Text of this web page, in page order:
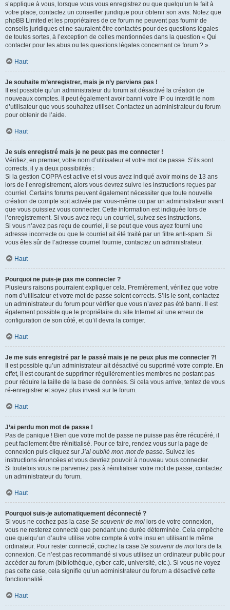
s’applique à vous, lorsque vous vous enregistrez ou que quelqu’un le fait à
votre place, contactez un conseiller juridique pour obtenir son avis. Notez que
phpBB Limited et les propriétaires de ce forum ne peuvent pas fournir de
conseils juridiques et ne sauraient être contactés pour des questions légales
de toutes sortes, à l’exception de celles mentionnées dans la question « Qui
contacter pour les abus ou les questions légales concernant ce forum ? ».
Haut
Je souhaite m’enregistrer, mais je n’y parviens pas !
Il est possible qu’un administrateur du forum ait désactivé la création de
nouveaux comptes. Il peut également avoir banni votre IP ou interdit le nom
d’utilisateur que vous souhaitez utiliser. Contactez un administrateur du forum
pour obtenir de l’aide.
Haut
Je suis enregistré mais je ne peux pas me connecter !
Vérifiez, en premier, votre nom d’utilisateur et votre mot de passe. S’ils sont
corrects, il y a deux possibilités :
Si la gestion COPPA est active et si vous avez indiqué avoir moins de 13 ans
lors de l’enregistrement, alors vous devrez suivre les instructions reçues par
courriel. Certains forums peuvent également nécessiter que toute nouvelle
création de compte soit activée par vous-même ou par un administrateur avant
que vous puissiez vous connecter. Cette information est indiquée lors de
l’enregistrement. Si vous avez reçu un courriel, suivez ses instructions.
Si vous n’avez pas reçu de courriel, il se peut que vous ayez fourni une
adresse incorrecte ou que le courriel ait été traité par un filtre anti-spam. Si
vous êtes sûr de l’adresse courriel fournie, contactez un administrateur.
Haut
Pourquoi ne puis-je pas me connecter ?
Plusieurs raisons pourraient expliquer cela. Premièrement, vérifiez que votre
nom d’utilisateur et votre mot de passe soient corrects. S’ils le sont, contactez
un administrateur du forum pour vérifier que vous n’avez pas été banni. Il est
également possible que le propriétaire du site Internet ait une erreur de
configuration de son côté, et qu’il devra la corriger.
Haut
Je me suis enregistré par le passé mais je ne peux plus me connecter ?!
Il est possible qu’un administrateur ait désactivé ou supprimé votre compte. En
effet, il est courant de supprimer régulièrement les membres ne postant pas
pour réduire la taille de la base de données. Si cela vous arrive, tentez de vous
ré-enregistrer et soyez plus investi sur le forum.
Haut
J’ai perdu mon mot de passe !
Pas de panique ! Bien que votre mot de passe ne puisse pas être récupéré, il
peut facilement être réinitialisé. Pour ce faire, rendez vous sur la page de
connexion puis cliquez sur J’ai oublié mon mot de passe. Suivez les
instructions énoncées et vous devriez pouvoir à nouveau vous connecter.
Si toutefois vous ne parveniez pas à réinitialiser votre mot de passe, contactez
un administrateur du forum.
Haut
Pourquoi suis-je automatiquement déconnecté ?
Si vous ne cochez pas la case Se souvenir de moi lors de votre connexion,
vous ne resterez connecté que pendant une durée déterminée. Cela empêche
que quelqu’un d’autre utilise votre compte à votre insu en utilisant le même
ordinateur. Pour rester connecté, cochez la case Se souvenir de moi lors de la
connexion. Ce n’est pas recommandé si vous utilisez un ordinateur public pour
accéder au forum (bibliothèque, cyber-café, université, etc.). Si vous ne voyez
pas cette case, cela signifie qu’un administrateur du forum a désactivé cette
fonctionnalité.
Haut